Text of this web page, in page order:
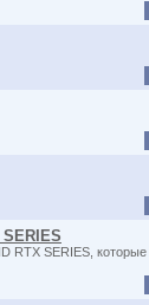
RTX SERIES, которые